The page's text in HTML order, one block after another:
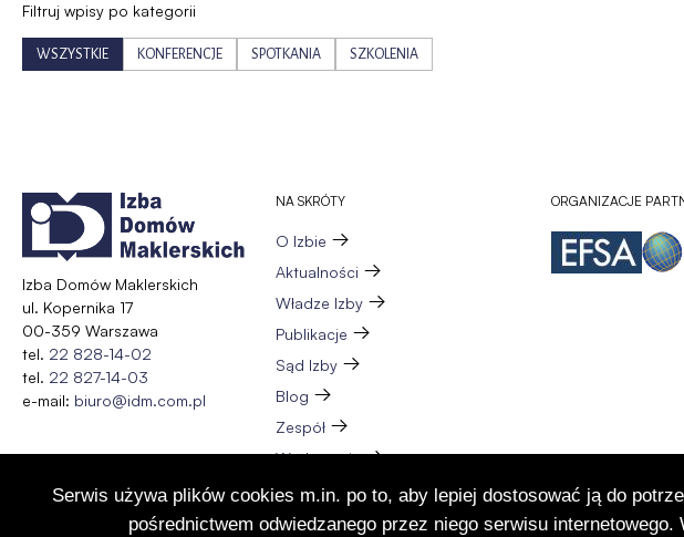
Serwis używa plików cookies m.in. po to, aby lepiej dostosować ją do
pośrednictwem odwiedzanego przez niego serwisu
Filtruj wpisy po kategorii
WSZYSTKIE KONFERENCJE SPOTKANIA SZKOLENIA
Izba Domów Maklerskich
ul. Kopernika 17
00-359 Warszawa
tel. 22 828-14-02
tel. 22 827-14-03
e-mail: biuro@idm.com.pl
NA SKRÓTY
O Izbie
Aktualności
Władze Izby
Publikacje
Sąd Izby
Blog
Zespół
Wydarzenia
Członkostwo
Kontakt
ORGANIZACJE